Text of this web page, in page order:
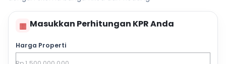
▦ Masukkan Perhitungan KPR Anda
Harga Properti